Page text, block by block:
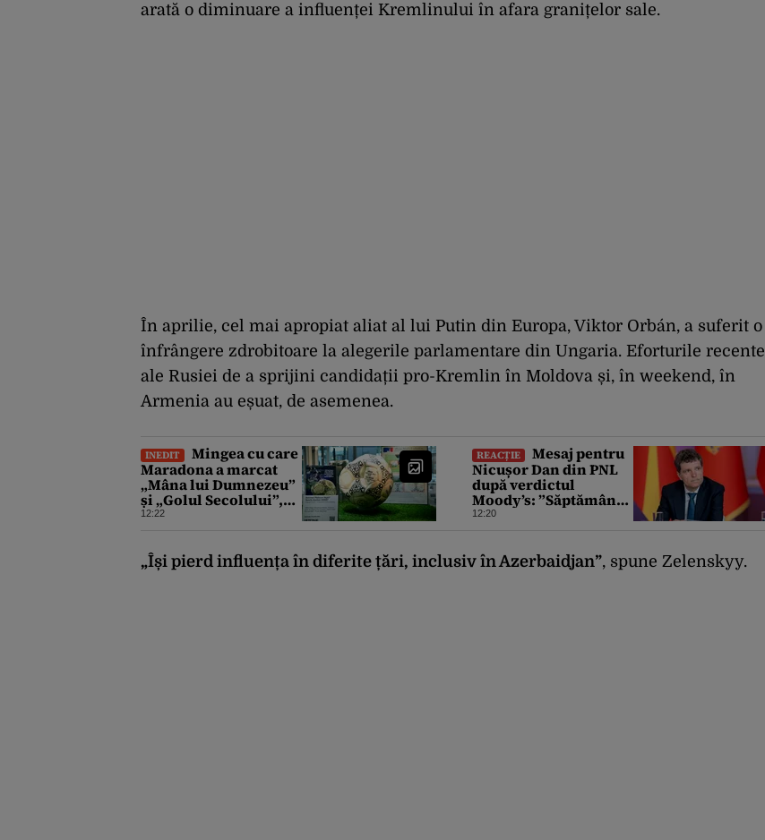
arată o diminuare a influenței Kremlinului în afara granițelor sale.
În aprilie, cel mai apropiat aliat al lui Putin din Europa, Viktor Orbán, a suferit o
înfrângere zdrobitoare la alegerile parlamentare din Ungaria. Eforturile recente
ale Rusiei de a sprijini candidații pro-Kremlin în Moldova și, în weekend, în
Armenia au eșuat, de asemenea.
INEDIT
Mingea cu care
Maradona a marcat
„Mâna lui Dumnezeu”
și „Golul Secolului”,
scoasă la licitație.
dolari
12:22
REACȚIE
Mesaj pentru
Nicușor Dan din PNL
după verdictul
Moody’s: ”Săptămâna
viitoare să iasă fum
12:20
„Își pierd influența în diferite țări, inclusiv în Azerbaidjan”, spune Zelenskyy.